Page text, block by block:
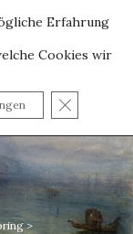
ohne
>
Erfahrung
Cookies wir
GDPR